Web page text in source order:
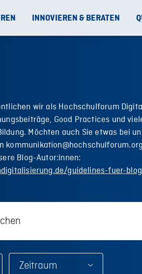
INNOVIEREN & BERATEN
wir als Hochschulforum
Good Practices und
Möchten auch Sie etwas bei
Blog-Autor:innen:
guidelines-fuer-